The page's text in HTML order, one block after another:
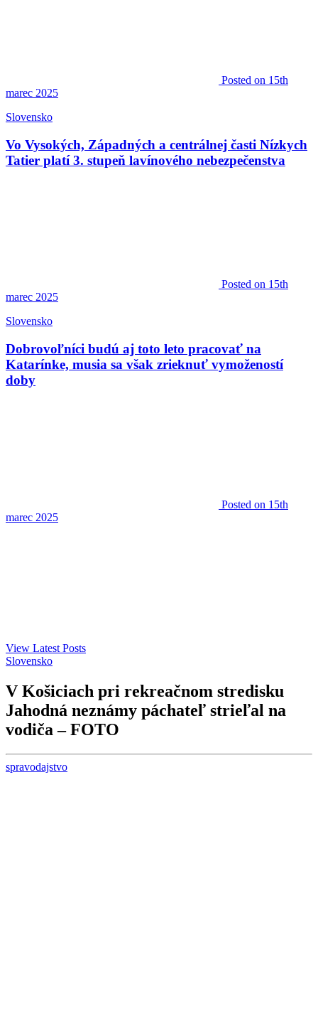
Posted on 15th
marec 2025
Slovensko
Vo Vysokých, Západných a centrálnej časti Nízkych
Tatier platí 3. stupeň lavínového nebezpečenstva
Posted on 15th
marec 2025
Slovensko
Dobrovoľníci budú aj toto leto pracovať na
Katarínke, musia sa však zrieknuť vymožeností
doby
Posted on 15th
marec 2025
View Latest Posts
Slovensko
V Košiciach pri rekreačnom stredisku
Jahodná neznámy páchateľ strieľal na
vodiča – FOTO
spravodajstvo